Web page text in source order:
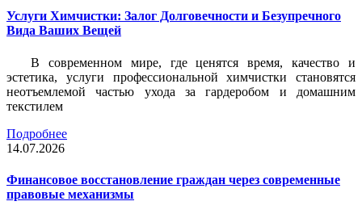
Услуги Химчистки: Залог Долговечности и Безупречного
Вида Ваших Вещей
В современном мире, где ценятся время, качество и
эстетика, услуги профессиональной химчистки становятся
неотъемлемой частью ухода за гардеробом и домашним
текстилем
Подробнее
14.07.2026
Финансовое восстановление граждан через современные
правовые механизмы